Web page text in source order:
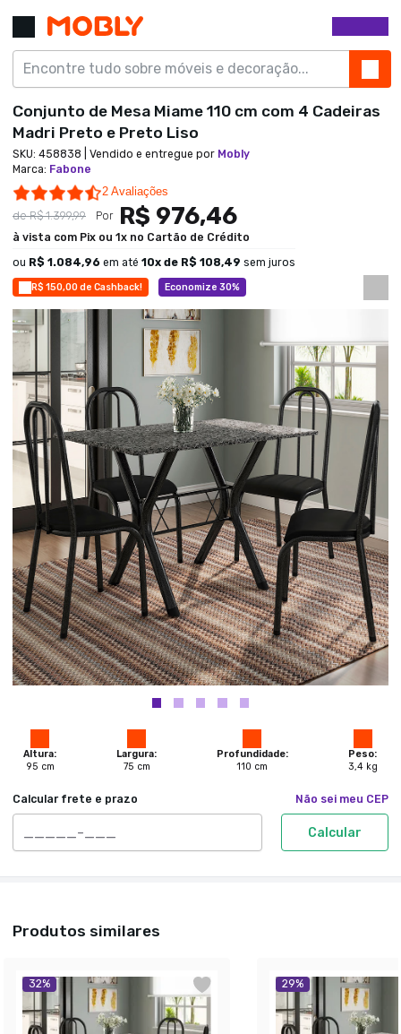
R$ 150,00 de Cashback! Economize 30%
Altura:
95 cm
Largura:
75 cm
Profundidade:
110 cm
Peso:
3,4 kg
Calcular frete e prazo Não sei meu CEP
Calcular
Conjunto de Mesa Miame 110 cm com 4 Cadeiras
Madri Preto e Preto Liso
SKU: 458838 | Vendido e entregue por Mobly
Marca: Fabone
4.5 star rating
2 Avaliações
deR$ 1.399,99 Por R$ 976,46
à vista com Pix ou 1x no Cartão de Crédito
ou R$ 1.084,96 em até 10x de R$ 108,49 sem juros
Produtos similares
32% 29%